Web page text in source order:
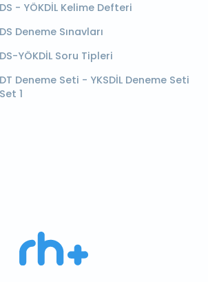
- YÖKDİL Kelime Defteri
Deneme Sınavları
YÖKDİL Soru Tipleri
Deneme Seti - YKSDİL Deneme Seti
1